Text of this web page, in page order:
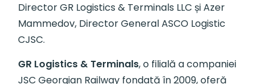
Director GR Logistics & Terminals LLC și Azer
Mammedov, Director General ASCO Logistic
CJSC.
GR Logistics & Terminals, o filială a companiei
JSC Georgian Railway fondată în 2009, oferă